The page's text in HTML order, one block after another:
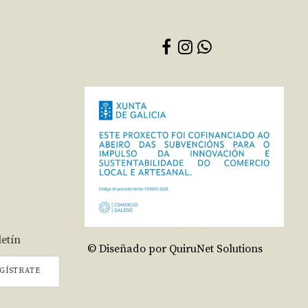
© Diseñado por QuiruNet Solutions